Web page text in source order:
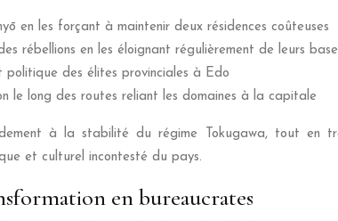
en les forçant à maintenir deux résidences coûteuses
rébellions en les éloignant régulièrement de leurs
politique des élites provinciales à Edo
le long des routes reliant les domaines à la capitale
à la stabilité du régime Tokugawa, tout en
et culturel incontesté du pays.
en bureaucrates